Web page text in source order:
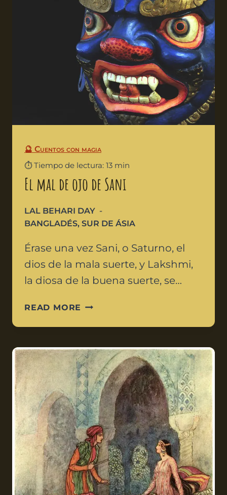
🔮 Cuentos con magia
⏱️ Tiempo de lectura: 13 min
El mal de ojo de Sani
LAL BEHARI DAY
BANGLADÉS, SUR DE ÁSIA
Érase una vez Sani, o Saturno, el
dios de la mala suerte, y Lakshmi,
la diosa de la buena suerte, se…
READ MORE